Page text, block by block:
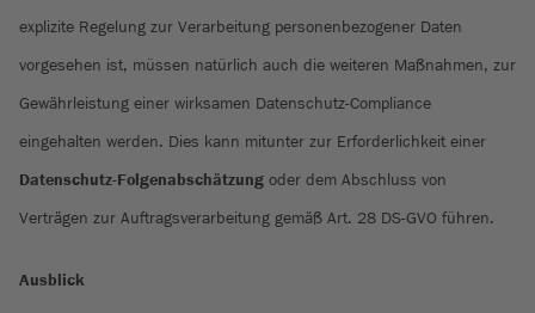
explizite Regelung zur Verarbeitung personenbezogener Daten
vorgesehen ist, müssen natürlich auch die weiteren Maßnahmen, zur
Gewährleistung einer wirksamen Datenschutz-Compliance
eingehalten werden. Dies kann mitunter zur Erforderlichkeit einer
Datenschutz-Folgenabschätzung oder dem Abschluss von
Verträgen zur Auftragsverarbeitung gemäß Art. 28 DS-GVO führen.
Ausblick